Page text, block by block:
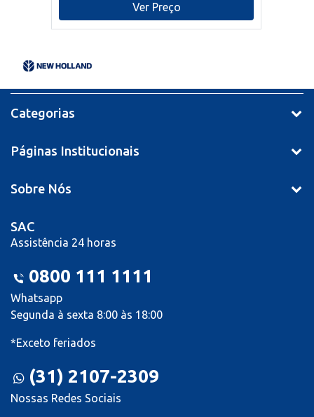
Ver Preço
Categorias
Páginas Institucionais
Sobre Nós
SAC
Assistência 24 horas
0800 111 1111
Whatsapp
Segunda à sexta 8:00 às 18:00
*Exceto feriados
(31) 2107-2309
Nossas Redes Sociais